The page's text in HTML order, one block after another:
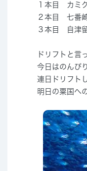
１本目 カミ
２本目 七番
３本目 自津
ドリフトと言
今日はのんび
連日ドリフト
明日の粟国へ